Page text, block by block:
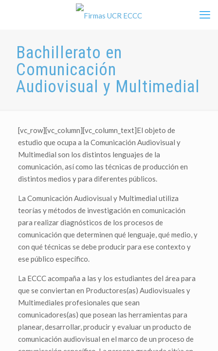
Bachillerato en
Comunicación
Audiovisual y Multimedial
[vc_row][vc_column][vc_column_text]El objeto de
estudio que ocupa a la Comunicación Audiovisual y
Multimedial son los distintos lenguajes de la
comunicación, así como las técnicas de producción en
distintos medios y para diferentes públicos.
La Comunicación Audiovisual y Multimedial utiliza
teorías y métodos de investigación en comunicación
para realizar diagnósticos de los procesos de
comunicación que determinen qué lenguaje, qué medio, y
con qué técnicas se debe producir para ese contexto y
ese público específico.
La ECCC acompaña a las y los estudiantes del área para
que se conviertan en Productores(as) Audiovisuales y
Multimediales profesionales que sean
comunicadores(as) que posean las herramientas para
planear, desarrollar, producir y evaluar un producto de
comunicación audiovisual en el marco de un proceso de